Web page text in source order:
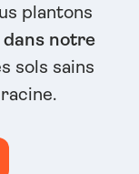
plantons
notre
sols sains